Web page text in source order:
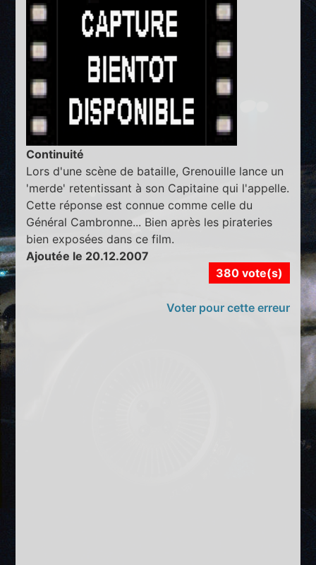
Continuité
Lors d'une scène de bataille, Grenouille lance un
'merde' retentissant à son Capitaine qui l'appelle.
Cette réponse est connue comme celle du
Général Cambronne... Bien après les pirateries
bien exposées dans ce film.
Ajoutée le 20.12.2007
380 vote(s)
Voter pour cette erreur